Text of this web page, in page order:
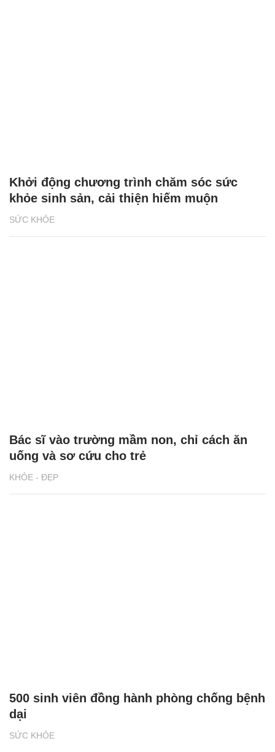
SỨC KHỎE
Khởi động chương trình chăm sóc sức
khỏe sinh sản, cải thiện hiếm muộn
KHỎE - ĐẸP
Bác sĩ vào trường mầm non, chỉ cách ăn
uống và sơ cứu cho trẻ
SỨC KHỎE
500 sinh viên đồng hành phòng chống bệnh
dại